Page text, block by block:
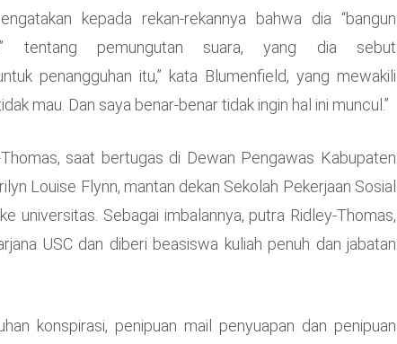
kepada rekan-rekannya bahwa dia “bangun
tentang pemungutan suara, yang dia sebut
penangguhan itu,” kata Blumenfield, yang mewakili
mau. Dan saya benar-benar tidak ingin hal ini muncul.”
saat bertugas di Dewan Pengawas Kabupaten
Louise Flynn, mantan dekan Sekolah Pekerjaan Sosial
universitas. Sebagai imbalannya, putra Ridley-Thomas,
USC dan diberi beasiswa kuliah penuh dan jabatan
konspirasi, penipuan mail penyuapan dan penipuan